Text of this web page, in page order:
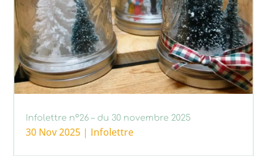
Infolettre n°26 – du 30 novembre 2025
30 Nov 2025 | Infolettre